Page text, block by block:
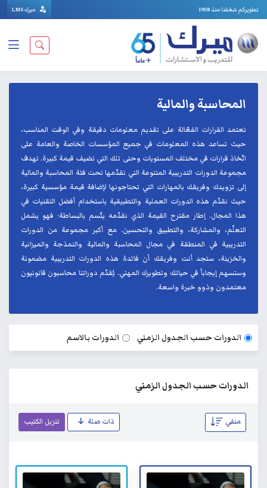
تطويركم شغفنا منذ 1958 ميرك LMS
المحاسبة والمالية
تعتمد القرارات الفعّالة على تقديم معلومات دقيقة وفي الوقت المناسب،
حيث تساعد هذه المعلومات في جميع المؤسسات الخاصة والعامة على
اتّخاذ قرارات في مختلف المستويات وحتى تلك التي تضيف قيمة كبيرة. تهدف
مجموعة الدورات التدريبية المتنوعة التي نقدّمها تحت فئة المحاسبة والمالية
إلى تزويدك وفريقك بالمهارات التي تحتاجونها لإضافة قيمة مؤسسية كبيرة،
حيث نقدّم هذه الدورات العملية والتطبيقية باستخدام أفضل التقنيات في
هذا المجال. إطار مقترح القيمة الذي نقدّمه يتّسم بالبساطة؛ فهو يشمل
التعلّم، والمشاركة، والتطبيق والتحسين. مع أكبر مجموعة من الدورات
التدريبية في المنطقة في مجال المحاسبة والمالية والنمذجة والميزانية
والخزينة، ستجد أنت وفريقك أن فائدة هذه الدورات التدريبية مضمونة
وستسهم إيجاباً في حياتك وتطويرك المهني. يُقدّم دوراتنا محاسبون قانونيون
معتمدون وذوو خبرة واسعة.
الدورات حسب الجدول الزمني الدورات بالاسم
الدورات حسب الجدول الزمني
تنزيل الكتيب ذات صلة منقي